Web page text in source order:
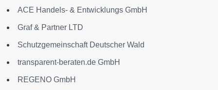
ACE Handels- & Entwicklungs GmbH
Graf & Partner LTD
Schutzgemeinschaft Deutscher Wald
transparent-beraten.de GmbH
REGENO GmbH